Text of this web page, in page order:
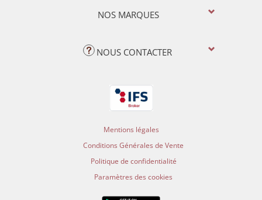
NOS MARQUES
NOUS CONTACTER
Mentions légales
Conditions Générales de Vente
Politique de confidentialité
Paramètres des cookies